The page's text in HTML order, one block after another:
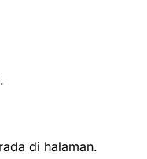
di halaman.